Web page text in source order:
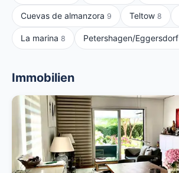
Cuevas de almanzora 9 Teltow 8
La marina 8 Petershagen/Eggersdorf
Immobilien